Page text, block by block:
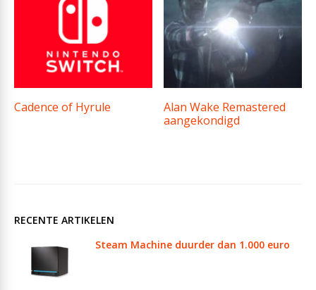
Cadence of Hyrule
Alan Wake Remastered
aangekondigd
RECENTE ARTIKELEN
Steam Machine duurder dan 1.000 euro